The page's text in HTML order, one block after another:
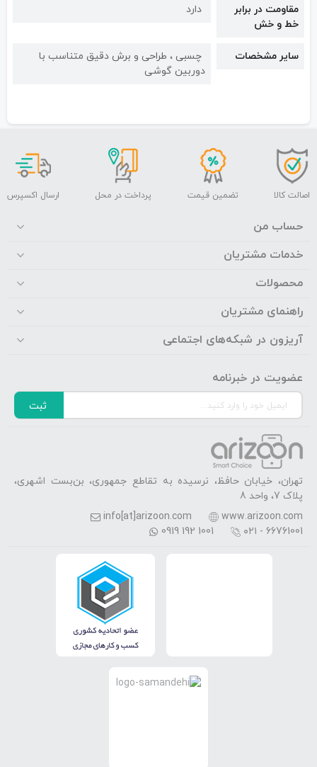
مقاومت در برابر
خط و خش
دارد
سایر مشخصات
چسبی ، طراحی و برش دقیق متناسب با
دوربین گوشی
اصالت کالا تضمین قیمت پرداخت در محل ارسال اکسپرس
حساب من
خدمات مشتریان
محصولات
راهنمای مشتریان
آریزون در شبکه‌های اجتماعی
عضویت در خبرنامه
ثبت
تهران، خیابان حافظ، نرسیده به تقاطع جمهوری، بن‌بست اشهری،
پلاک 7، واحد 8
www.arizoon.com
info[at]arizoon.com
۰۲۱ - 66761001
0919 192 1001